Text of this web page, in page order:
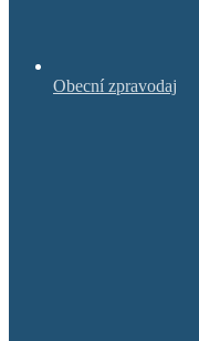
Obecní zpravodaj